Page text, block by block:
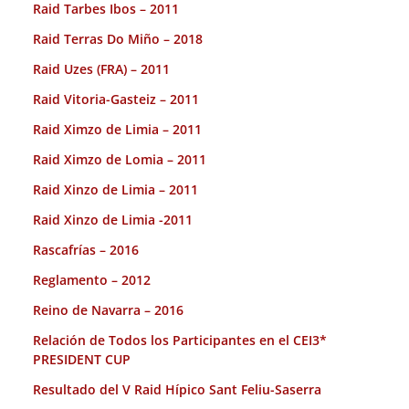
Raid Tarbes Ibos – 2011
Raid Terras Do Miño – 2018
Raid Uzes (FRA) – 2011
Raid Vitoria-Gasteiz – 2011
Raid Ximzo de Limia – 2011
Raid Ximzo de Lomia – 2011
Raid Xinzo de Limia – 2011
Raid Xinzo de Limia -2011
Rascafrías – 2016
Reglamento – 2012
Reino de Navarra – 2016
Relación de Todos los Participantes en el CEI3*
PRESIDENT CUP
Resultado del V Raid Hípico Sant Feliu-Saserra